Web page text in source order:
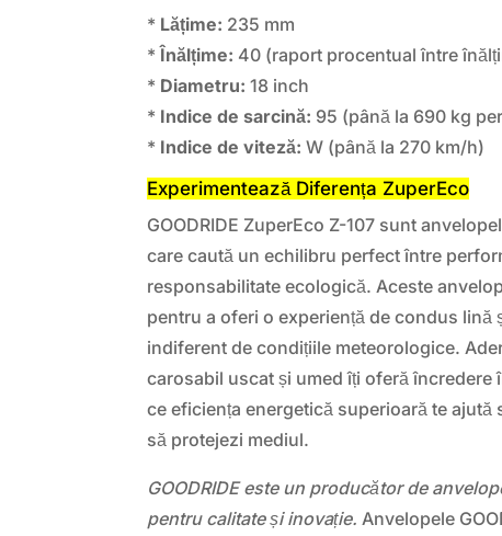
* Lățime: 235 mm
*Înălțime: 40 (raport procentual între
* Diametru: 18 inch
* Indice de sarcină: 95 (până la 690 kg
* Indice de viteză: W (până la 270 km/h)
Experimentează Diferența ZuperEco
GOODRIDE ZuperEco Z-107 sunt
care caută un echilibru perfect între
responsabilitate ecologică. Aceste
pentru a oferi o experiență de condus lină
indiferent de condițiile meteorologice.
carosabil uscat și umed îți oferă încredere
ce eficiența energetică superioară te ajută
să protejezi mediul.
GOODRIDE este un producător de
pentru calitate și inovație. Anvelopele